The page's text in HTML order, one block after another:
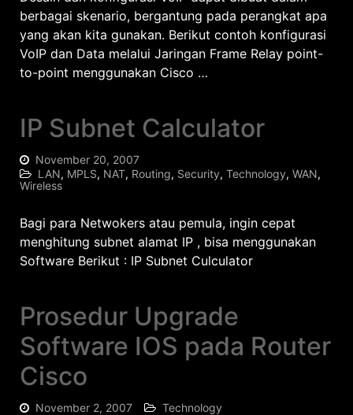
berbagai skenario, bergantung pada perangkat apa
yang akan kita gunakan. Berikut contoh konfigurasi
VoIP dan Data melalui Jaringan Frame Relay point-
to-point menggunakan Cisco …
IP Subnet Calculator
November 20, 2007
LAN, MPLS, NAT, Routing, Security, Technology, WAN,
Wireless
Bagi para Netwokers atau pemula, ingin cepat
menghitung subnet alamat IP , bisa menggunakan
Software Berikut : IP Subnet Culculator
Prosedur Upgrade
Software IOS pada Router
Cisco
November 2, 2007 Technology